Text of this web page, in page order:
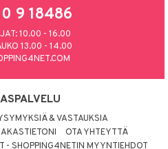
9 18486
10.00 - 16.00
13.00 - 14.00
& VASTAUKSIA
OTA YHTEYTTÄ
- SHOPPING4NETIN MYYNTIEHDOT